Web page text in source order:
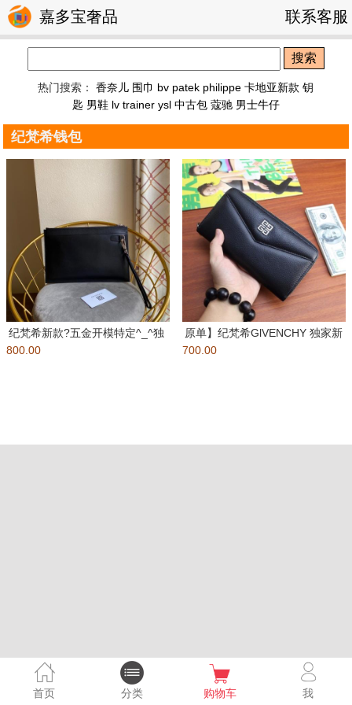
嘉多宝奢品 联系客服
搜索
热门搜索：香奈儿 围巾 bv patek philippe 卡地亚新款 钥
匙 男鞋 lv trainer ysl 中古包 蔻驰 男士牛仔
纪梵希钱包
纪梵希新款?五金开模特定^_^独
家^_^编号：1880黑色?
800.00
原单】纪梵希GlVENCHY 独家新
款??【型号】1048
700.00
首页 分类 购物车 我